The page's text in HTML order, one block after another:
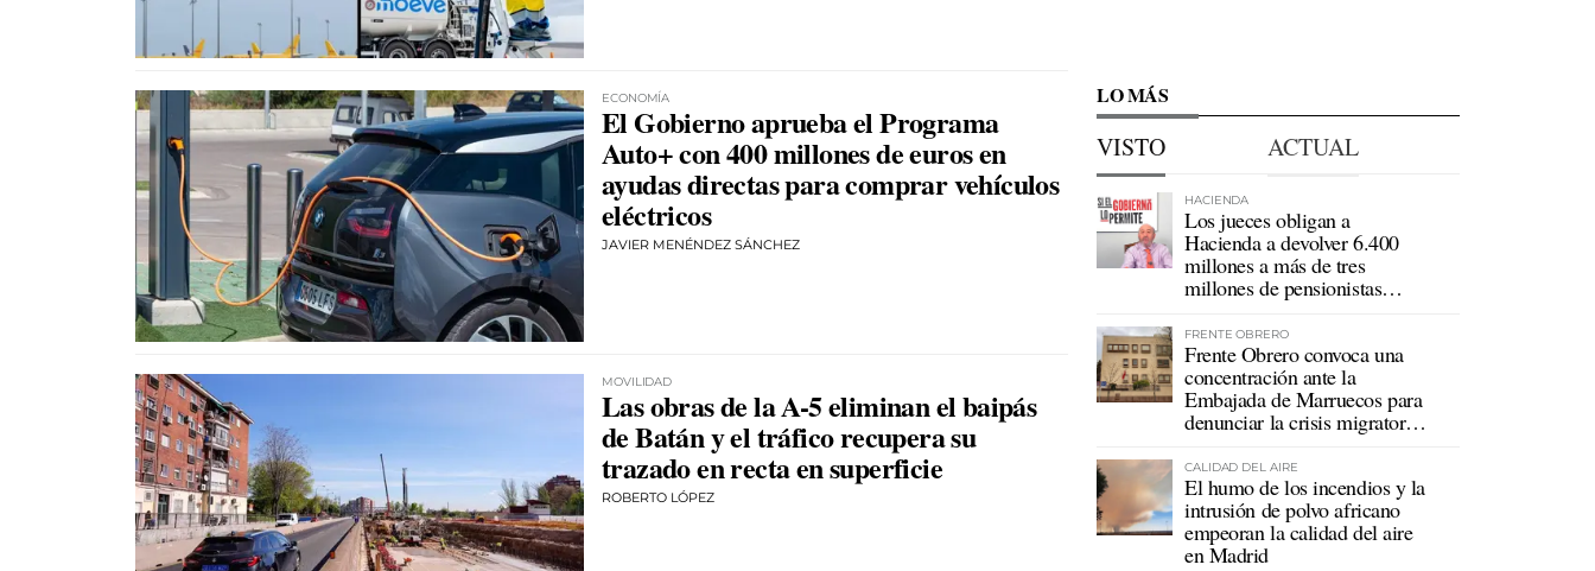
ECONOMÍA
El Gobierno aprueba el Programa
Auto+ con 400 millones de euros en
ayudas directas para comprar vehículos
eléctricos
JAVIER MENÉNDEZ SÁNCHEZ
MOVILIDAD
Las obras de la A-5 eliminan el baipás
de Batán y el tráfico recupera su
trazado en recta en superficie
ROBERTO LÓPEZ
LO MÁS
VISTO ACTUAL
HACIENDA
Los jueces obligan a
Hacienda a devolver 6.400
millones a más de tres
millones de pensionistas
FRENTE OBRERO
Frente Obrero convoca una
concentración ante la
Embajada de Marruecos para
denunciar la crisis migratoria
CALIDAD DEL AIRE
El humo de los incendios y la
intrusión de polvo africano
empeoran la calidad del aire
en Madrid